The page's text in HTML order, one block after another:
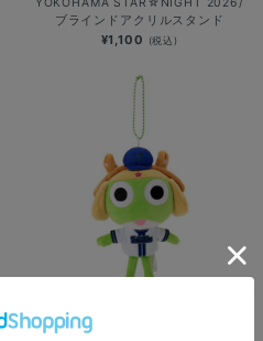
ブラインドアクリルスタンド
¥1,100 (税込)